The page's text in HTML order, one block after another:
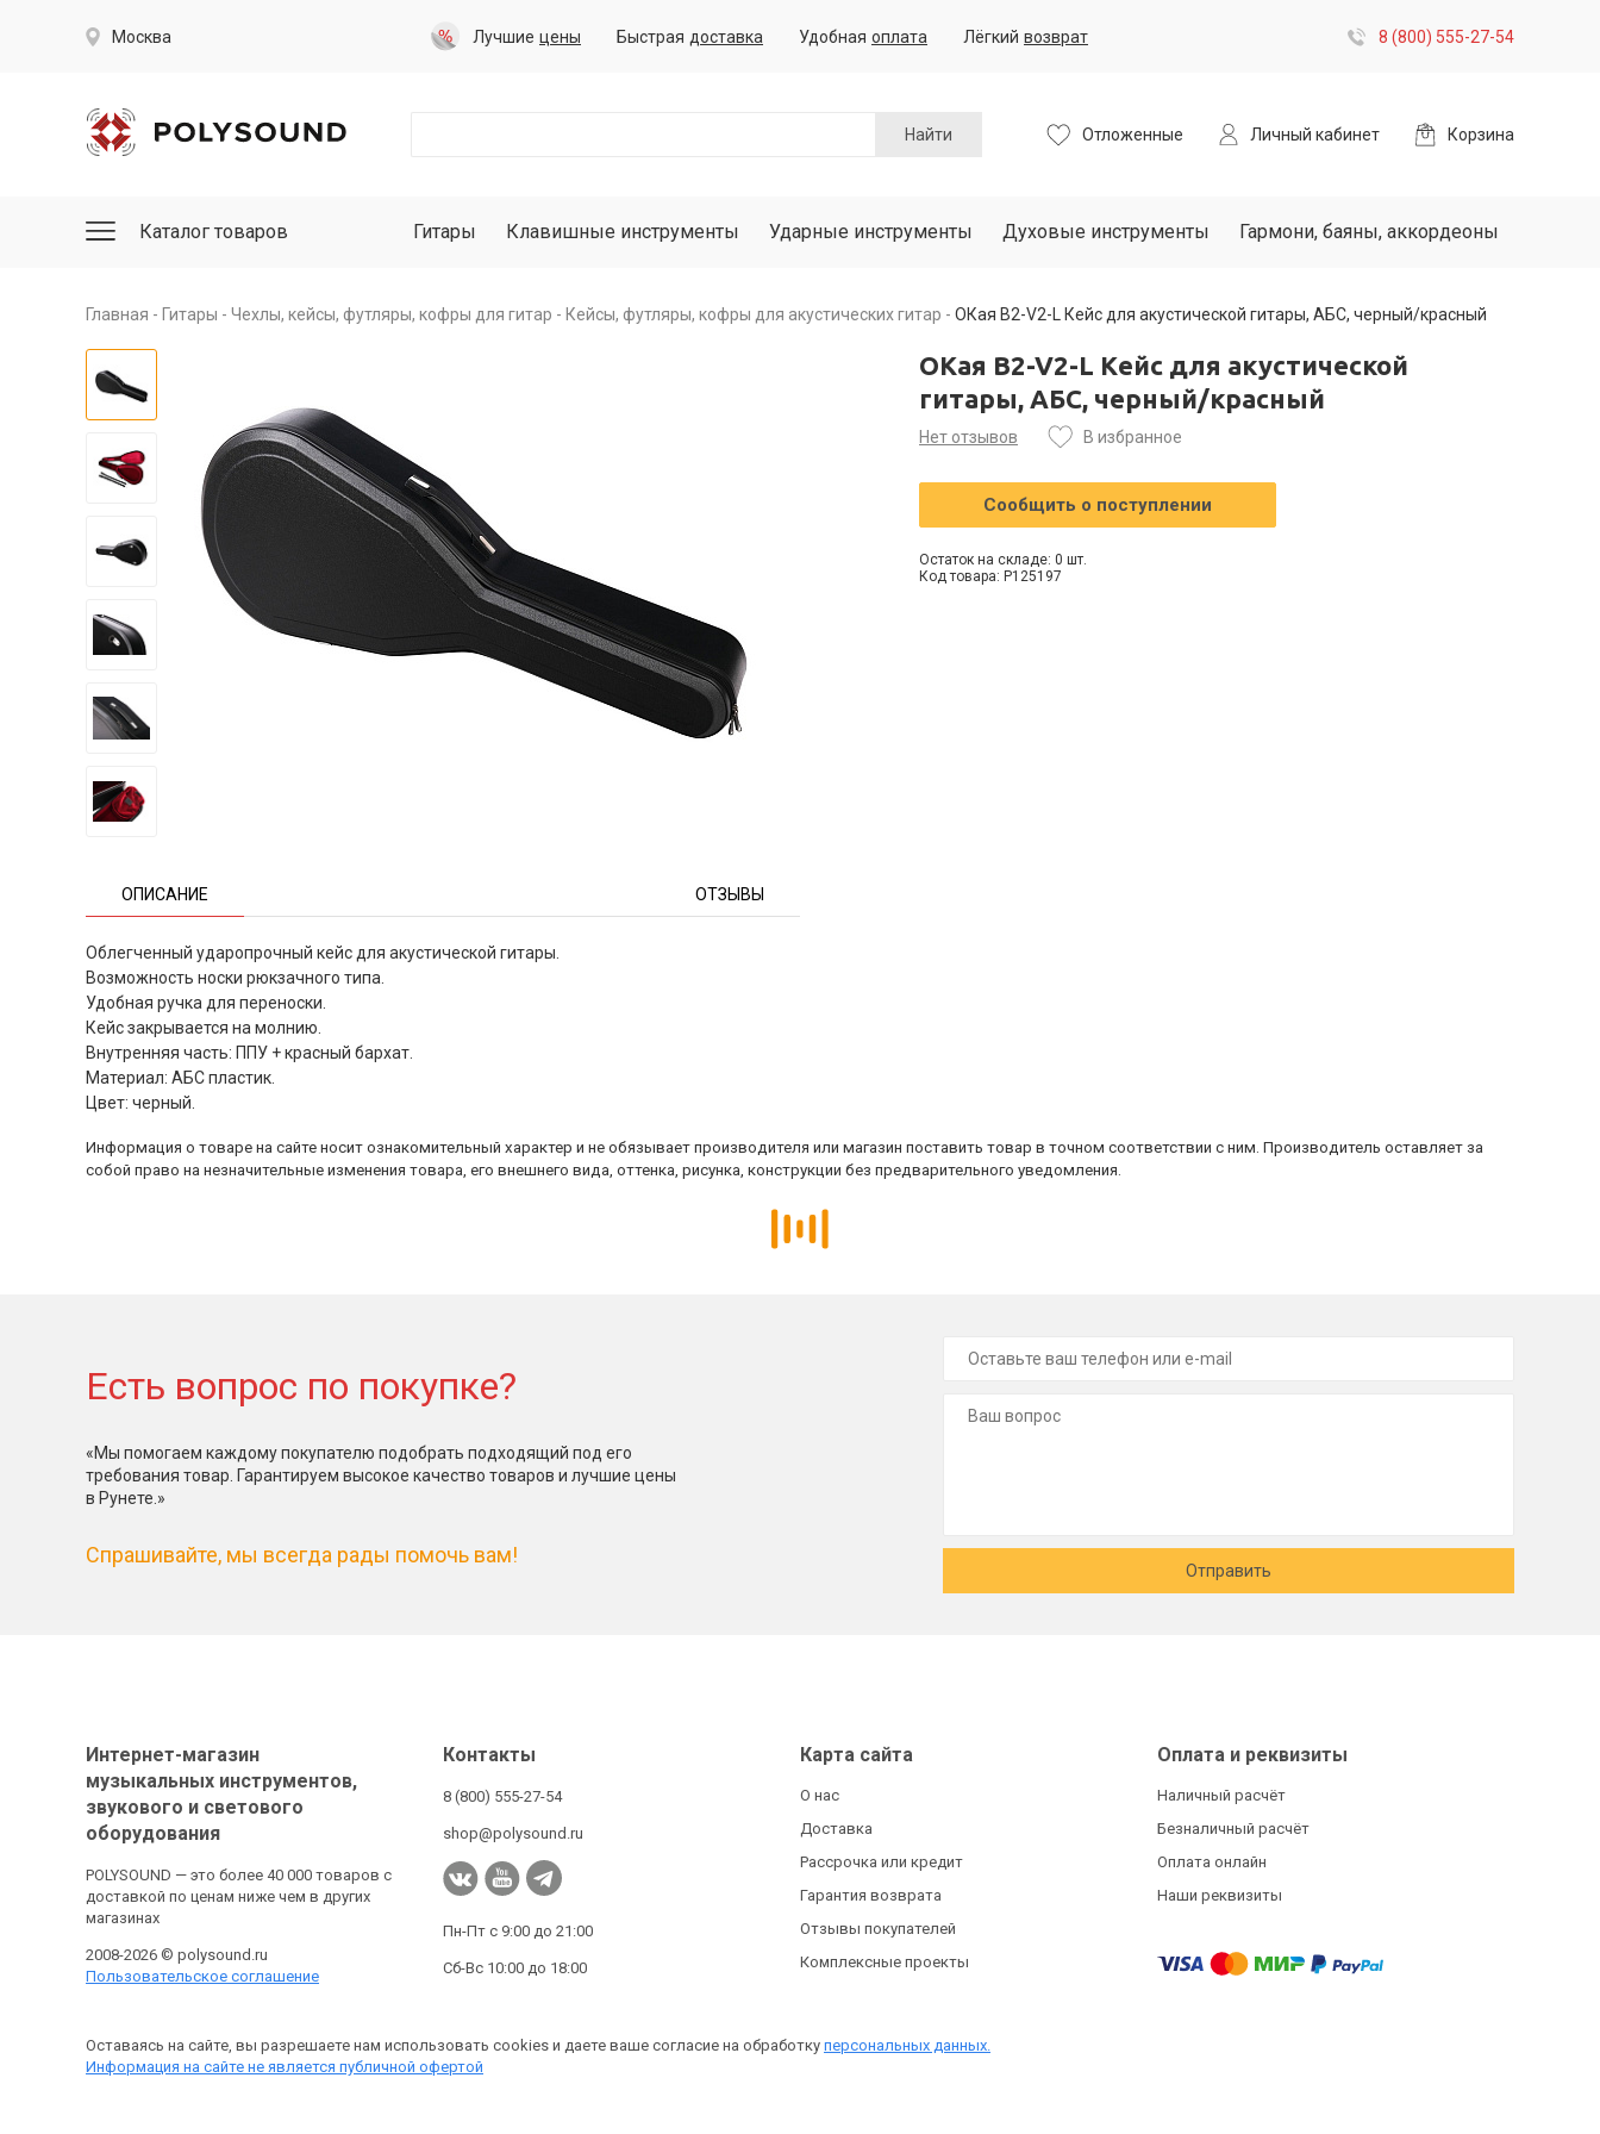
Москва Лучшие цены Быстрая доставка Удобная оплата Лёгкий возврат 8 (800) 555-27-54
Найти Отложенные Личный кабинет Корзина
Каталог товаров Гитары Клавишные инструменты Ударные инструменты Духовые инструменты Гармони, баяны, аккордеоны
Главная Гитары Чехлы, кейсы, футляры, кофры для гитар Кейсы, футляры, кофры для акустических гитар ОКая B2-V2-L Кейс для акустической гитары, АБС, черный/красный
ОПИСАНИЕ ОТЗЫВЫ
Облегченный ударопрочный кейс для акустической гитары.
Возможность носки рюкзачного типа.
Удобная ручка для переноски.
Кейс закрывается на молнию.
Внутренняя часть: ППУ + красный бархат.
Материал: АБС пластик.
Цвет: черный.
ОКая B2-V2-L Кейс для акустической
гитары, АБС, черный/красный
Нет отзывов В избранное
Сообщить о поступлении
Остаток на складе: 0 шт.
Код товара: P125197
Информация о товаре на сайте носит ознакомительный характер и не обязывает производителя или магазин поставить товар в точном соответствии с ним. Производитель оставляет за
собой право на незначительные изменения товара, его внешнего вида, оттенка, рисунка, конструкции без предварительного уведомления.
Есть вопрос по покупке?
«Мы помогаем каждому покупателю подобрать подходящий под его
требования товар. Гарантируем высокое качество товаров и лучшие цены
в Рунете.»
Спрашивайте, мы всегда рады помочь вам!
Отправить
Интернет-магазин
музыкальных инструментов,
звукового и светового
оборудования
POLYSOUND — это более 40 000 товаров с
доставкой по ценам ниже чем в других
магазинах
2008-2026 © polysound.ru
Пользовательское соглашение
Контакты
8 (800) 555-27-54
shop@polysound.ru
Пн-Пт с 9:00 до 21:00
Сб-Вс 10:00 до 18:00
Карта сайта
О нас
Доставка
Рассрочка или кредит
Гарантия возврата
Отзывы покупателей
Комплексные проекты
Оплата и реквизиты
Наличный расчёт
Безналичный расчёт
Оплата онлайн
Наши реквизиты
Оставаясь на сайте, вы разрешаете нам использовать cookies и даете ваше согласие на обработку персональных данных.
Информация на сайте не является публичной офертой